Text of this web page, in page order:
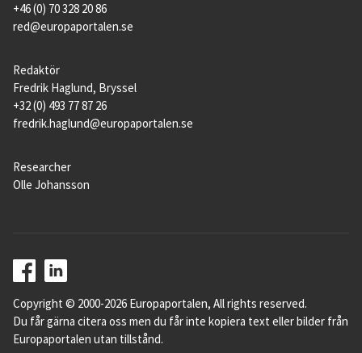
+46 (0) 70 328 20 86
red@europaportalen.se
Redaktör
Fredrik Haglund, Bryssel
+32 (0) 493 77 87 26
fredrik.haglund@europaportalen.se
Researcher
Olle Johansson
Copyright © 2000-2026 Europaportalen, All rights reserved.
Du får gärna citera oss men du får inte kopiera text eller bilder från
Europaportalen utan tillstånd.